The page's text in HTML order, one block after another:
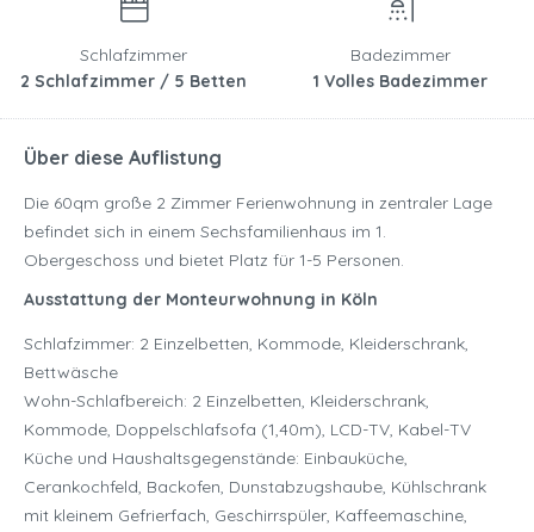
Schlafzimmer
2 Schlafzimmer / 5 Betten
Badezimmer
1 Volles Badezimmer
Über diese Auflistung
Die 60qm große 2 Zimmer Ferienwohnung in zentraler Lage
befindet sich in einem Sechsfamilienhaus im 1.
Obergeschoss und bietet Platz für 1-5 Personen.
Ausstattung der Monteurwohnung in Köln
Schlafzimmer: 2 Einzelbetten, Kommode, Kleiderschrank,
Bettwäsche
Wohn-Schlafbereich: 2 Einzelbetten, Kleiderschrank,
Kommode, Doppelschlafsofa (1,40m), LCD-TV, Kabel-TV
Küche und Haushaltsgegenstände: Einbauküche,
Cerankochfeld, Backofen, Dunstabzugshaube, Kühlschrank
mit kleinem Gefrierfach, Geschirrspüler, Kaffeemaschine,